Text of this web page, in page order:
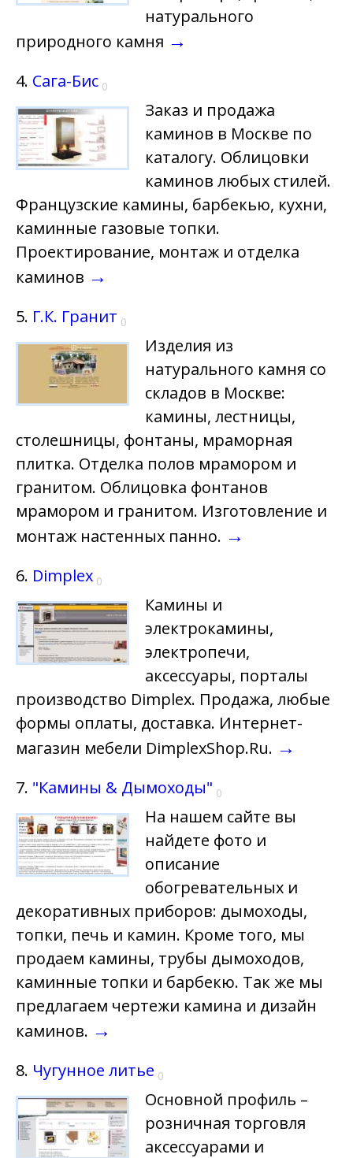
натурального
природного камня →
4. Сага-Бис 0
Заказ и продажа
каминов в Москве по
каталогу. Облицовки
каминов любых стилей.
Французские камины, барбекью, кухни,
каминные газовые топки.
Проектирование, монтаж и отделка
каминов →
5. Г.К. Гранит 0
Изделия из
натурального камня со
складов в Москве:
камины, лестницы,
столешницы, фонтаны, мраморная
плитка. Отделка полов мрамором и
гранитом. Облицовка фонтанов
мрамором и гранитом. Изготовление и
монтаж настенных панно. →
6. Dimplex 0
Камины и
электрокамины,
электропечи,
аксессуары, порталы
производство Dimplex. Продажа, любые
формы оплаты, доставка. Интернет-
магазин мебели DimplexShop.Ru. →
7. "Камины & Дымоходы" 0
На нашем сайте вы
найдете фото и
описание
обогревательных и
декоративных приборов: дымоходы,
топки, печь и камин. Кроме того, мы
продаем камины, трубы дымоходов,
каминные топки и барбекю. Так же мы
предлагаем чертежи камина и дизайн
каминов. →
8. Чугунное литье 0
Основной профиль –
розничная торговля
аксессуарами и